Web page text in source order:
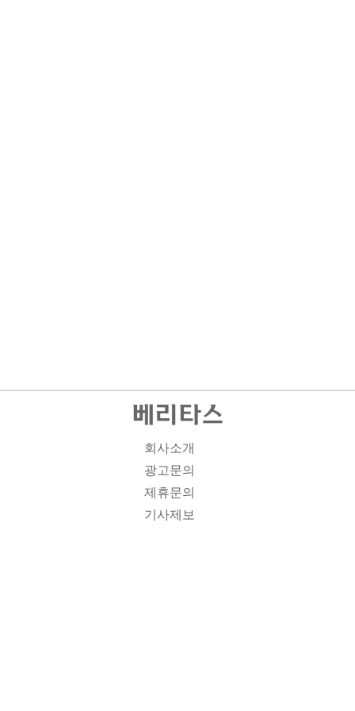
회사소개
광고문의
제휴문의
기사제보